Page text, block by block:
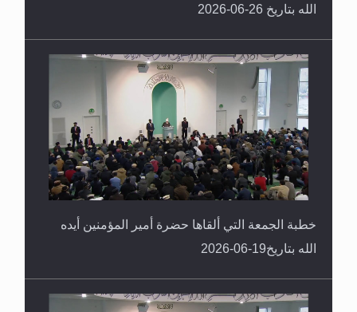
الله بتاريخ 26-06-2026
خطبة الجمعة التي ألقاها حضرة أمير المؤمنين أيده
الله بتاريخ19-06-2026